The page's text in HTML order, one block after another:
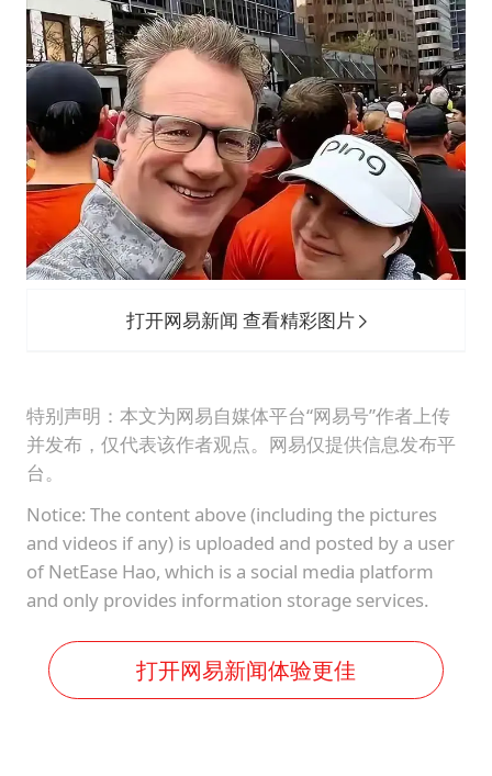
打开网易新闻 查看精彩图片
特别声明：本文为网易自媒体平台“网易号”作者上传
并发布，仅代表该作者观点。网易仅提供信息发布平
台。
Notice: The content above (including the pictures
and videos if any) is uploaded and posted by a user
of NetEase Hao, which is a social media platform
and only provides information storage services.
打开网易新闻体验更佳